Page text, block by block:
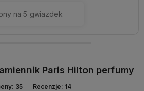
na 5 gwiazdek
Paris Hilton perfumy
35 Recenzje: 14